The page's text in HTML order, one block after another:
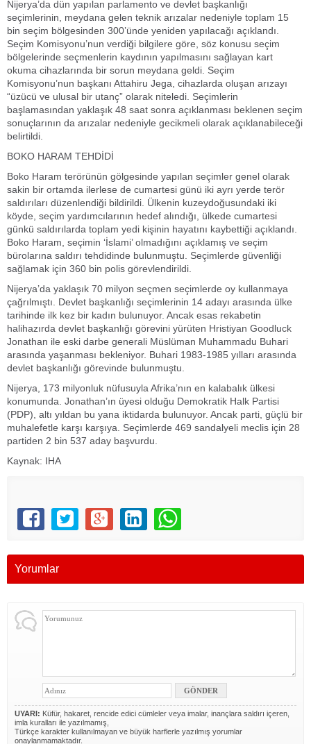
Nijerya’da dün yapılan parlamento ve devlet başkanlığı
seçimlerinin, meydana gelen teknik arızalar nedeniyle toplam 15
bin seçim bölgesinden 300’ünde yeniden yapılacağı açıklandı.
Seçim Komisyonu’nun verdiği bilgilere göre, söz konusu seçim
bölgelerinde seçmenlerin kaydının yapılmasını sağlayan kart
okuma cihazlarında bir sorun meydana geldi. Seçim
Komisyonu’nun başkanı Attahiru Jega, cihazlarda oluşan arızayı
“üzücü ve ulusal bir utanç” olarak niteledi. Seçimlerin
başlamasından yaklaşık 48 saat sonra açıklanması beklenen seçim
sonuçlarının da arızalar nedeniyle gecikmeli olarak açıklanabileceği
belirtildi.
BOKO HARAM TEHDİDİ
Boko Haram terörünün gölgesinde yapılan seçimler genel olarak
sakin bir ortamda ilerlese de cumartesi günü iki ayrı yerde terör
saldırıları düzenlendiği bildirildi. Ülkenin kuzeydoğusundaki iki
köyde, seçim yardımcılarının hedef alındığı, ülkede cumartesi
günkü saldırılarda toplam yedi kişinin hayatını kaybettiği açıklandı.
Boko Haram, seçimin ‘İslami’ olmadığını açıklamış ve seçim
bürolarına saldırı tehdidinde bulunmuştu. Seçimlerde güvenliği
sağlamak için 360 bin polis görevlendirildi.
Nijerya’da yaklaşık 70 milyon seçmen seçimlerde oy kullanmaya
çağrılmıştı. Devlet başkanlığı seçimlerinin 14 adayı arasında ülke
tarihinde ilk kez bir kadın bulunuyor. Ancak esas rekabetin
halihazırda devlet başkanlığı görevini yürüten Hristiyan Goodluck
Jonathan ile eski darbe generali Müslüman Muhammadu Buhari
arasında yaşanması bekleniyor. Buhari 1983-1985 yılları arasında
devlet başkanlığı görevinde bulunmuştu.
Nijerya, 173 milyonluk nüfusuyla Afrika’nın en kalabalık ülkesi
konumunda. Jonathan’ın üyesi olduğu Demokratik Halk Partisi
(PDP), altı yıldan bu yana iktidarda bulunuyor. Ancak parti, güçlü bir
muhalefetle karşı karşıya. Seçimlerde 469 sandalyeli meclis için 28
partiden 2 bin 537 aday başvurdu.
Kaynak: IHA
Yorumlar
UYARI: Küfür, hakaret, rencide edici cümleler veya imalar, inançlara saldırı içeren,
imla kuralları ile yazılmamış,
Türkçe karakter kullanılmayan ve büyük harflerle yazılmış yorumlar
onaylanmamaktadır.